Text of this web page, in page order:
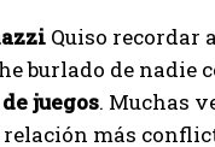
Quiso recordar
burlado de nadie
juegos. Muchas
relación más